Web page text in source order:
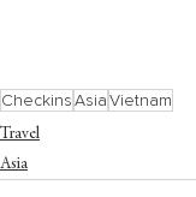
CheckinsAsiaVietnam
Travel
Asia